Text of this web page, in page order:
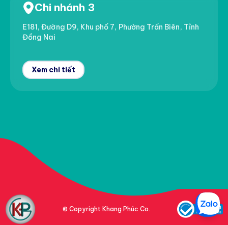
Chi nhánh 3
E181, Đường D9, Khu phố 7, Phường Trấn Biên, Tỉnh
Đồng Nai
Xem chi tiết
© Copyright Khang Phúc Co.